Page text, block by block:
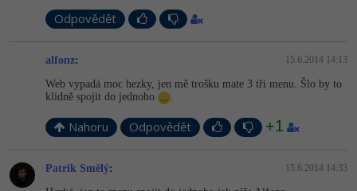
Elektronický podpis
Odpovědět
alfonz: 15.6.2014 14:13
Web vypadá moc hezky, jen mě trošku mate 3 tři menu. Šlo by to
klidně spojit do jednoho
.
Nahoru Odpovědět +1
Patrik Smělý: 15.6.2014 14:33